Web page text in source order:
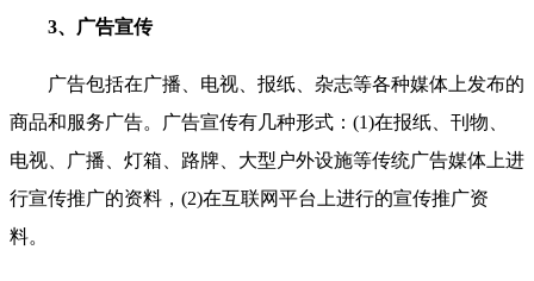
3、广告宣传
广告包括在广播、电视、报纸、杂志等各种媒体上发布的
商品和服务广告。广告宣传有几种形式：(1)在报纸、刊物、
电视、广播、灯箱、路牌、大型户外设施等传统广告媒体上进
行宣传推广的资料，(2)在互联网平台上进行的宣传推广资
料。